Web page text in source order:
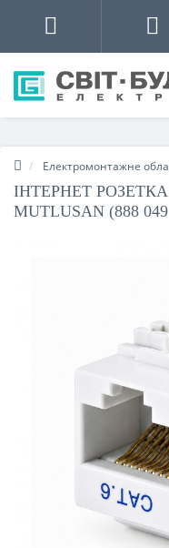
Електромонтажне
ІНТЕРНЕТ
MUTLUSAN (888